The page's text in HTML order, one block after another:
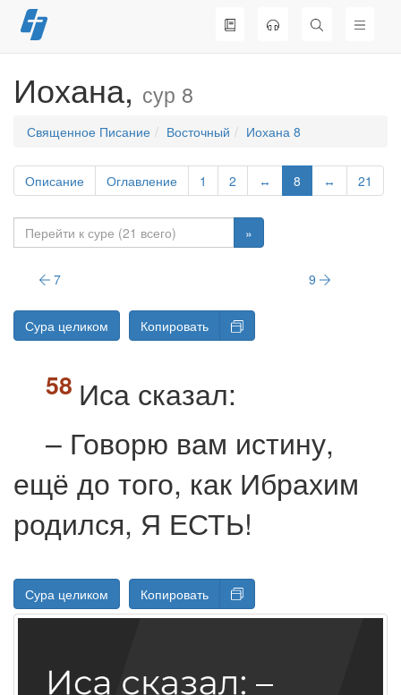
Перейти
к
Иохана, сур 8
Священное Писание Восточный Иохана 8
Описание Оглавление 1 2 ↔ 8 ↔ 21
»
7 9
Сура целиком Копировать
Иса сказал:
– Говорю вам истину,
ещё до того, как Ибрахим
родился, Я ЕСТЬ!
Сура целиком Копировать